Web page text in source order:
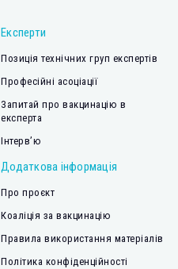
Експерти
Позиція технічних груп експертів
Професійні асоціації
Запитай про вакцинацію в
експерта
Інтерв’ю
Додаткова інформація
Про проєкт
Коаліція за вакцинацію
Правила використання матеріалів
Політика конфіденційності